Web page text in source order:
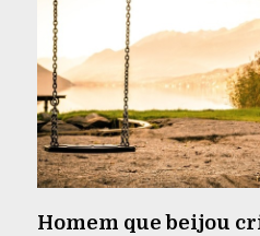
Homem que beijou